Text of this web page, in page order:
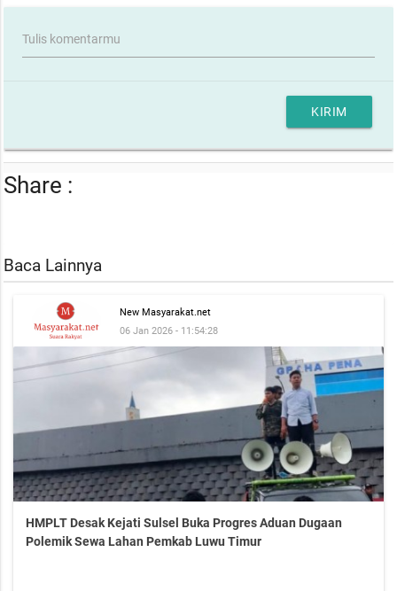
Tulis komentarmu
KIRIM
Share :
Baca Lainnya
New Masyarakat.net
06 Jan 2026 - 11:54:28
HMPLT Desak Kejati Sulsel Buka Progres Aduan Dugaan
Polemik Sewa Lahan Pemkab Luwu Timur